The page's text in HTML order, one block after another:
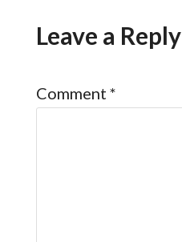
Leave a Reply
Comment *